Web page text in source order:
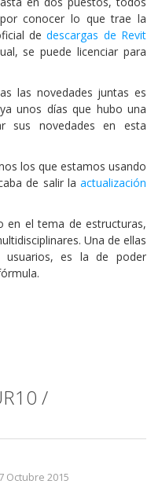
conocer lo que trae la
dedescargas de Revit
se puede licenciar para
las novedades juntas es
unos días que hubo una
sus novedades en esta
los que estamos usando
de salir la actualización
en el tema de estructuras,
Una de ellas
usuarios, es la de poder
/
Octubre 2015